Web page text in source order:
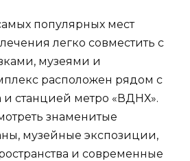
популярных мест
легко совместить с
музеями и
расположен рядом с
станцией метро «ВДНХ».
знаменитые
музейные экспозиции,
и современные